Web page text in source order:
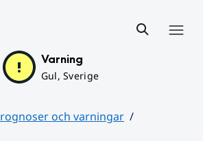
Varning
Gul, Sverige
och varningar